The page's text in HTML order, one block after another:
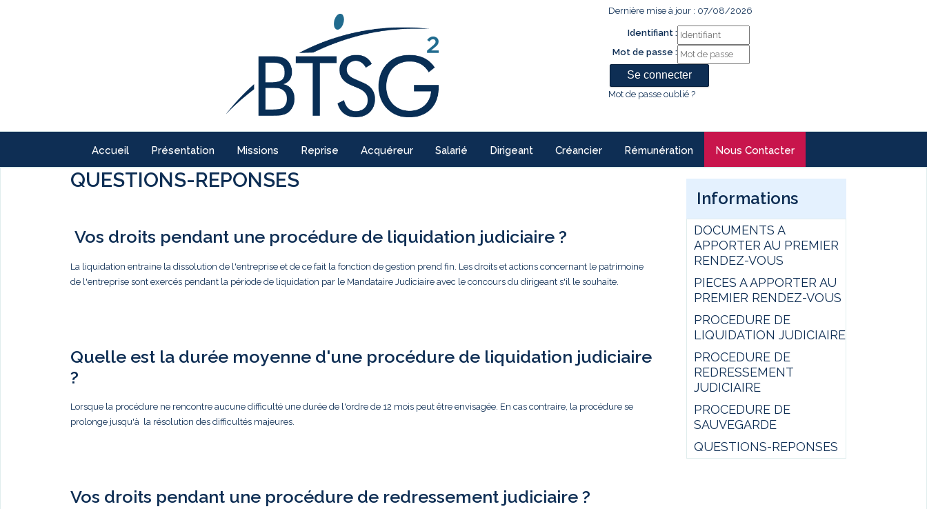
Dernière mise à jour : 07/08/2026
Identifiant :
Mot de passe :
Mot de passe oublié ?
Accueil Présentation Missions Reprise Acquéreur Salarié Dirigeant Créancier Rémunération Nous Contacter
QUESTIONS-REPONSES
Vos droits pendant une procédure de liquidation judiciaire ?
La liquidation entraine la dissolution de l'entreprise et de ce fait la fonction de gestion prend fin. Les droits et actions concernant le patrimoine
de l'entreprise sont exercés pendant la période de liquidation par le Mandataire Judiciaire avec le concours du dirigeant s'il le souhaite.
Quelle est la durée moyenne d'une procédure de liquidation judiciaire
?
Lorsque la procédure ne rencontre aucune difficulté une durée de l'ordre de 12 mois peut être envisagée. En cas contraire, la procédure se
prolonge jusqu'à la résolution des difficultés majeures.
Vos droits pendant une procédure de redressement judiciaire ?
Informations
DOCUMENTS A
APPORTER AU PREMIER
RENDEZ-VOUS
PIECES A APPORTER AU
PREMIER RENDEZ-VOUS
PROCEDURE DE
LIQUIDATION JUDICIAIRE
PROCEDURE DE
REDRESSEMENT
JUDICIAIRE
PROCEDURE DE
SAUVEGARDE
QUESTIONS-REPONSES